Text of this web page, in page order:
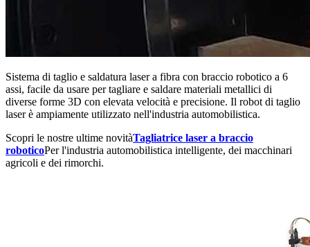
Sistema di taglio e saldatura laser a fibra con braccio robotico a 6
assi, facile da usare per tagliare e saldare materiali metallici di
diverse forme 3D con elevata velocità e precisione. Il robot di taglio
laser è ampiamente utilizzato nell'industria automobilistica.
Scopri le nostre ultime novitàTagliatrice laser a braccio
roboticoPer l'industria automobilistica intelligente, dei macchinari
agricoli e dei rimorchi.